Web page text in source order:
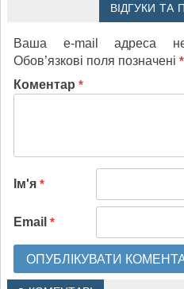
ВІДГУКИ ТА
Ваша e-mail адреса не
Обов’язкові поля позначені *
Коментар *
Ім'я *
Email *